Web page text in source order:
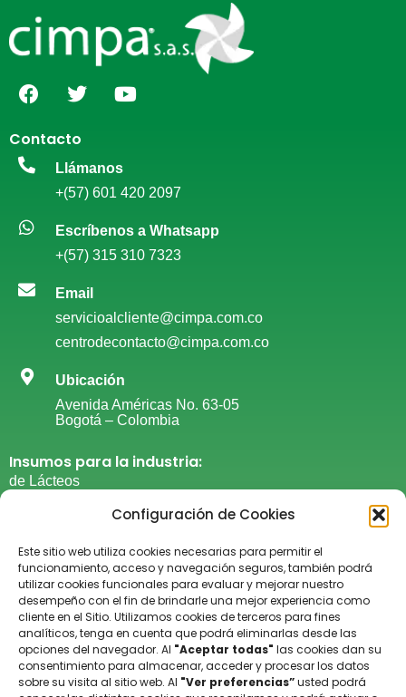
Configuración de Cookies
Este sitio web utiliza cookies necesarias para permitir el
funcionamiento, acceso y navegación seguros, también podrá
utilizar cookies funcionales para evaluar y mejorar nuestro
desempeño con el fin de brindarle una mejor experiencia como
cliente en el Sitio. Utilizamos cookies de terceros para fines
analíticos, tenga en cuenta que podrá eliminarlas desde las
opciones del navegador. Al "Aceptar todas" las cookies dan su
consentimiento para almacenar, acceder y procesar los datos
sobre su visita al sitio web. Al "Ver preferencias”usted podrá
Contacto
Llámanos
+(57) 601 420 2097
Escríbenos a Whatsapp
+(57) 315 310 7323
Email
servicioalcliente@cimpa.com.co
centrodecontacto@cimpa.com.co
Ubicación
Avenida Américas No. 63-05
Bogotá – Colombia
Insumos para la industria:
de Lácteos
De panadería y repostería​
De Confitería
De productos procesados
De suplementos alimenticios​
Del cuidado personal​
De laboratorio
General